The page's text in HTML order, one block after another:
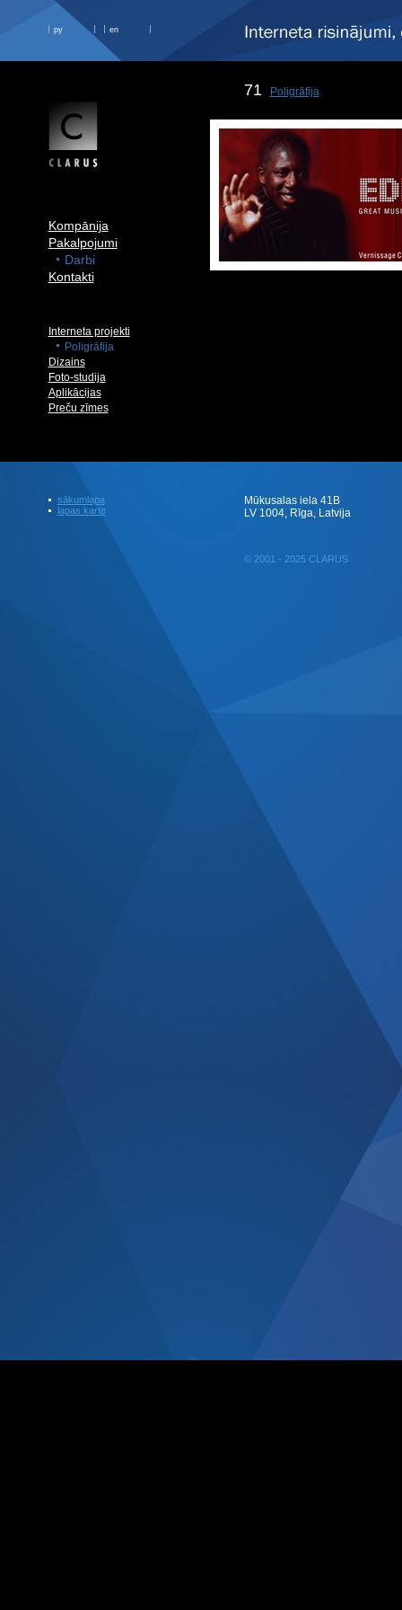
ру en
Kompānija
Pakalpojumi
Darbi
Kontakti
Interneta projekti
Poligrāfija
Dizains
Foto-studija
Aplikācijas
Preču zīmes
71 Poligrāfija
sākumlapa
lapas karte
Mūkusalas iela 41B
LV 1004, Rīga, Latvija
© 2001 - 2025 CLARUS